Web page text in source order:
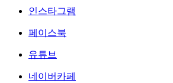
인스타그램
페이스북
유튜브
네이버카페